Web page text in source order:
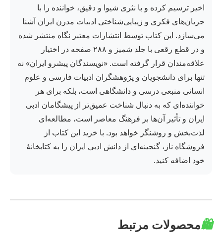
اخیر ترسیم کرده و با نثری شیوا و دقیق، خواننده را با
جریان‌های فکری و زیبایی‌شناختی ادبیات مدرن ایران آشنا
می‌سازد. این کتاب توسط انتشارات معتبر نگاه منتشر شده
و در قطع رقعی با جلد شمیز و ۲۸۸ صفحه در اختیار
علاقه‌مندان قرار گرفته است. «نویسندگان پیشرو ایران» نه
تنها برای دانشجویان و پژوهشگران ادبیات فارسی و علوم
انسانی منبعی درسی و دانشگاهی است، بلکه برای هر
خواننده‌ای که به دنبال شناخت عمیق‌تر از پیشگامان ادبی
ایران و تأثیر آن‌ها بر فرهنگ معاصر است، مطالعه‌ای
لذت‌بخش و روشنگر خواهد بود. با خرید این کتاب از
فروشگاه ناز، گنجینه‌ای از دانش ادبی ایران را به کتابخانهٔ
خود اضافه کنید.
🛍️محصولات مرتبط